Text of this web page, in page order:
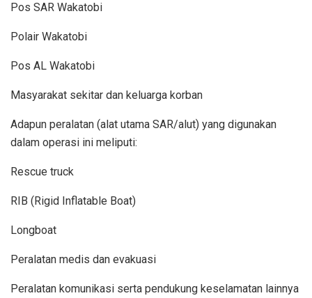
Pos SAR Wakatobi
Polair Wakatobi
Pos AL Wakatobi
Masyarakat sekitar dan keluarga korban
Adapun peralatan (alat utama SAR/alut) yang digunakan
dalam operasi ini meliputi:
Rescue truck
RIB (Rigid Inflatable Boat)
Longboat
Peralatan medis dan evakuasi
Peralatan komunikasi serta pendukung keselamatan lainnya